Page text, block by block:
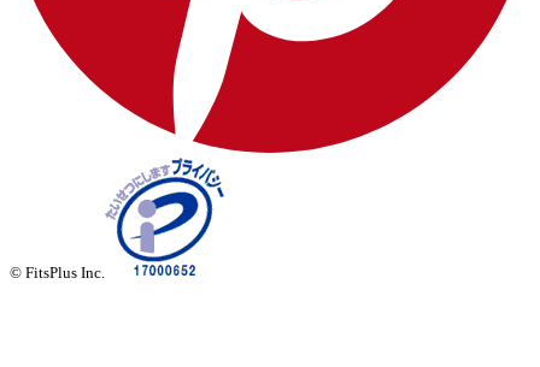
© FitsPlus Inc.